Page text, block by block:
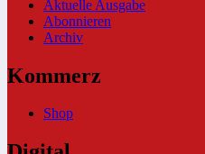
Aktuelle Ausgabe
Abonnieren
Archiv
Kommerz
Shop